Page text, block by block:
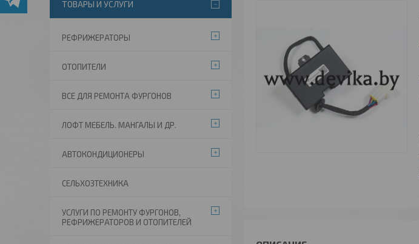
ТОВАРЫ И УСЛУГИ
РЕФРИЖЕРАТОРЫ
ОТОПИТЕЛИ
ВСЕ ДЛЯ РЕМОНТА ФУРГОНОВ
ЛОФТ МЕБЕЛЬ. МАНГАЛЫ И ДР.
АВТОКОНДИЦИОНЕРЫ
СЕЛЬХОЗТЕХНИКА
УСЛУГИ ПО РЕМОНТУ ФУРГОНОВ,
РЕФРИЖЕРАТОРОВ И ОТОПИТЕЛЕЙ